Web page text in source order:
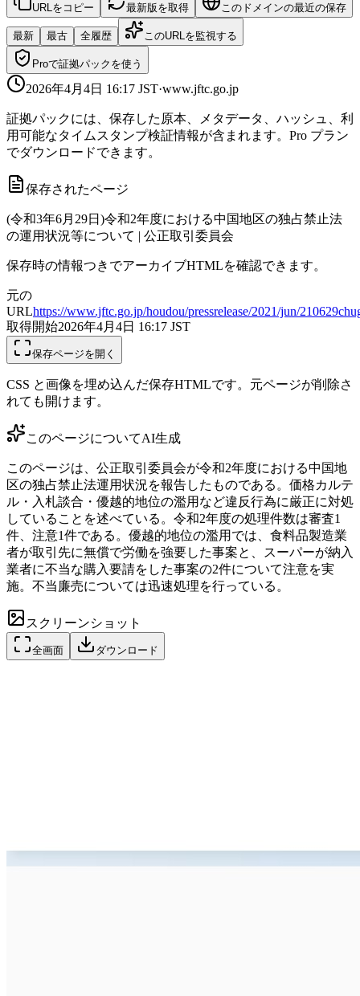
URLをコピー 最新版を取得 このドメインの最近の保存
最新 最古 全履歴 このURLを監視する
Proで証拠パックを使う
2026年4月4日 16:17 JST·www.jftc.go.jp
証拠パックには、保存した原本、メタデータ、ハッシュ、利
用可能なタイムスタンプ検証情報が含まれます。Pro プラン
でダウンロードできます。
保存されたページ
(令和3年6月29日)令和2年度における中国地区の独占禁止法
の運用状況等について | 公正取引委員会
保存時の情報つきでアーカイブHTMLを確認できます。
元の
URLhttps://www.jftc.go.jp/houdou/pressrelease/2021/jun/
取得開始2026年4月4日 16:17 JST
保存ページを開く
CSS と画像を埋め込んだ保存HTMLです。元ページが削除さ
れても開けます。
このページについてAI生成
このページは、公正取引委員会が令和2年度における中国地
区の独占禁止法運用状況を報告したものである。価格カルテ
ル・入札談合・優越的地位の濫用など違反行為に厳正に対処
していることを述べている。令和2年度の処理件数は審査1
件、注意1件である。優越的地位の濫用では、食料品製造業
者が取引先に無償で労働を強要した事案と、スーパーが納入
業者に不当な購入要請をした事案の2件について注意を実
施。不当廉売については迅速処理を行っている。
スクリーンショット
全画面 ダウンロード